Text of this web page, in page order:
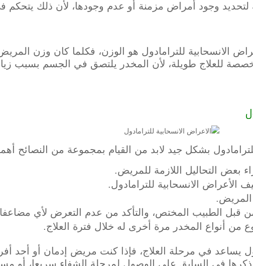
لتحديد وجود أمراض مزمنة أو عدم وجودها، لأن ذلك يتحكم
الانسحابية للترامادول هو الوزن، فكلما كان وزن
للعلاج طويلة، لأن المخدر يلتصق في الجسم بسبب
بشكل جيد لابد من القيام بمجموعة من النصائح
بعض التحاليل اللازمة للمريض.
الأعراض الانسحابية للترامادول.
قبل الطبيب المختص، والتأكد من عدم التعرض لأي
من أنواع المخدر مرة أخرى له خلال فترة العلاج.
يساعد في مرحلة العلاج، فإذا كنت مريض إدمان أو أحد
ذكرها في السابق على الوصول لمرحلة الشفاء سريعا، أو